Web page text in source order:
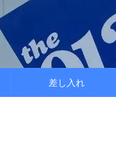
差し入れ